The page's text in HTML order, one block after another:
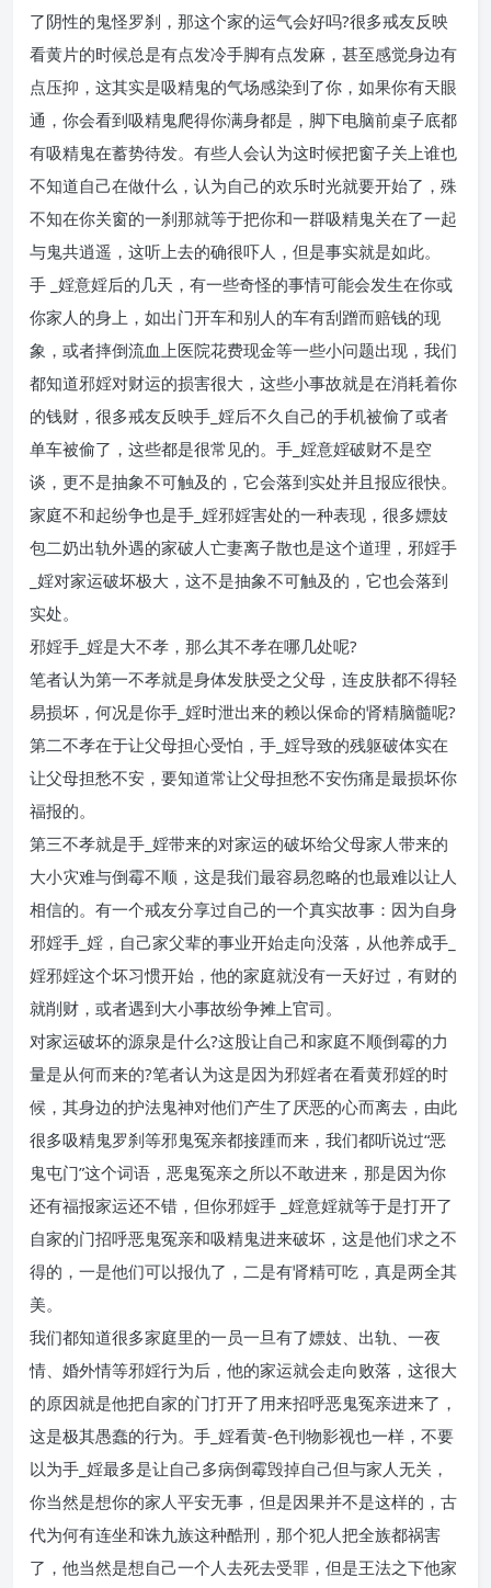
了阴性的鬼怪罗刹，那这个家的运气会好吗?很多戒友反映
看黄片的时候总是有点发冷手脚有点发麻，甚至感觉身边有
点压抑，这其实是吸精鬼的气场感染到了你，如果你有天眼
通，你会看到吸精鬼爬得你满身都是，脚下电脑前桌子底都
有吸精鬼在蓄势待发。有些人会认为这时候把窗子关上谁也
不知道自己在做什么，认为自己的欢乐时光就要开始了，殊
不知在你关窗的一刹那就等于把你和一群吸精鬼关在了一起
与鬼共逍遥，这听上去的确很吓人，但是事实就是如此。
手 _婬意婬后的几天，有一些奇怪的事情可能会发生在你或
你家人的身上，如出门开车和别人的车有刮蹭而赔钱的现
象，或者摔倒流血上医院花费现金等一些小问题出现，我们
都知道邪婬对财运的损害很大，这些小事故就是在消耗着你
的钱财，很多戒友反映手_婬后不久自己的手机被偷了或者
单车被偷了，这些都是很常见的。手_婬意婬破财不是空
谈，更不是抽象不可触及的，它会落到实处并且报应很快。
家庭不和起纷争也是手_婬邪婬害处的一种表现，很多嫖妓
包二奶出轨外遇的家破人亡妻离子散也是这个道理，邪婬手
_婬对家运破坏极大，这不是抽象不可触及的，它也会落到
实处。
邪婬手_婬是大不孝，那么其不孝在哪几处呢?
笔者认为第一不孝就是身体发肤受之父母，连皮肤都不得轻
易损坏，何况是你手_婬时泄出来的赖以保命的肾精脑髓呢?
第二不孝在于让父母担心受怕，手_婬导致的残躯破体实在
让父母担愁不安，要知道常让父母担愁不安伤痛是最损坏你
福报的。
第三不孝就是手_婬带来的对家运的破坏给父母家人带来的
大小灾难与倒霉不顺，这是我们最容易忽略的也最难以让人
相信的。有一个戒友分享过自己的一个真实故事：因为自身
邪婬手_婬，自己家父辈的事业开始走向没落，从他养成手_
婬邪婬这个坏习惯开始，他的家庭就没有一天好过，有财的
就削财，或者遇到大小事故纷争摊上官司。
对家运破坏的源泉是什么?这股让自己和家庭不顺倒霉的力
量是从何而来的?笔者认为这是因为邪婬者在看黄邪婬的时
候，其身边的护法鬼神对他们产生了厌恶的心而离去，由此
很多吸精鬼罗刹等邪鬼冤亲都接踵而来，我们都听说过“恶
鬼屯门”这个词语，恶鬼冤亲之所以不敢进来，那是因为你
还有福报家运还不错，但你邪婬手 _婬意婬就等于是打开了
自家的门招呼恶鬼冤亲和吸精鬼进来破坏，这是他们求之不
得的，一是他们可以报仇了，二是有肾精可吃，真是两全其
美。
我们都知道很多家庭里的一员一旦有了嫖妓、出轨、一夜
情、婚外情等邪婬行为后，他的家运就会走向败落，这很大
的原因就是他把自家的门打开了用来招呼恶鬼冤亲进来了，
这是极其愚蠢的行为。手_婬看黄-色刊物影视也一样，不要
以为手_婬最多是让自己多病倒霉毁掉自己但与家人无关，
你当然是想你的家人平安无事，但是因果并不是这样的，古
代为何有连坐和诛九族这种酷刑，那个犯人把全族都祸害
了，他当然是想自己一个人去死去受罪，但是王法之下他家